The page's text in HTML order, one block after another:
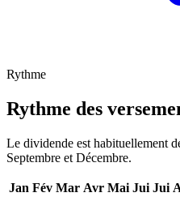
Rythme
Rythme des
Le dividende est habituellement
Septembre et Décembre.
Jan Fév Mar Avr Mai Jui Jui